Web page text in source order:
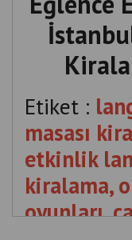
Etiket :
masası
etkinlik
kiralama,
oyunları,